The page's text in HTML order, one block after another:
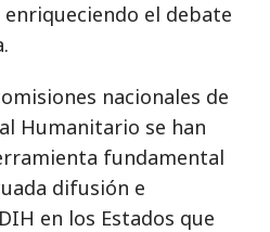
el debate
nacionales de
Humanitario se han
fundamental
difusión e
en los Estados que